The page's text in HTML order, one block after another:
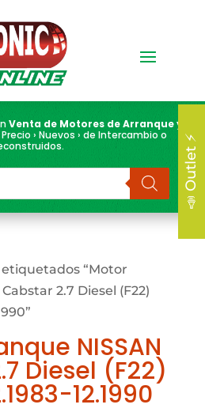
Venta de Motores de Arranque y
› Nuevos › de Intercambio o
“Motor
2.7 Diesel (F22)
NISSAN
Diesel (F22)
12.1990
📣 Outlet ⚡